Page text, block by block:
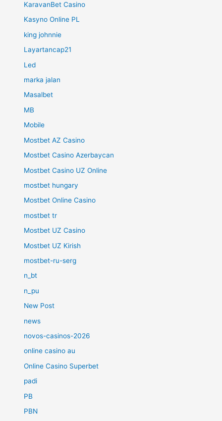
KaravanBet Casino
Kasyno Online PL
king johnnie
Layartancap21
Led
marka jalan
Masalbet
MB
Mobile
Mostbet AZ Casino
Mostbet Casino Azerbaycan
Mostbet Casino UZ Online
mostbet hungary
Mostbet Online Casino
mostbet tr
Mostbet UZ Casino
Mostbet UZ Kirish
mostbet-ru-serg
n_bt
n_pu
New Post
news
novos-casinos-2026
online casino au
Online Casino Superbet
padi
PB
PBN